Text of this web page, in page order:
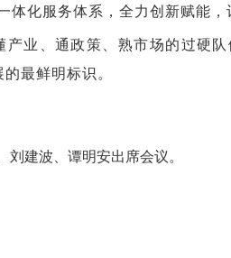
体化服务体系，全力创新赋能，
产业、通政策、熟市场的过硬
最鲜明标识。
建波、谭明安出席会议。